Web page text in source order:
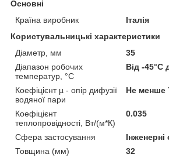
Основні
Країна виробник
Італія
Користувальницькі характеристики
Діаметр, мм
35
Діапазон робочих
температур, °С
Від -45°С
Коефіцієнт µ - опір дифузії
водяної пари
Не менше
Коефіцієнт
теплопровідності, Вт/(м*К)
0.035
Сфера застосування
Товщина (мм)
32